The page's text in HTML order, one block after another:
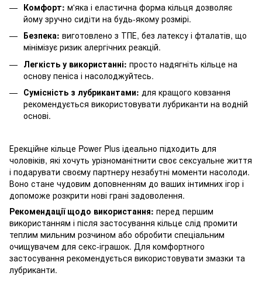
Комфорт: м'яка і еластична форма кільця дозволяє
йому зручно сидіти на будь-якому розмірі.
Безпека: виготовлено з ТПЕ, без латексу і фталатів, що
мінімізує ризик алергічних реакцій.
Легкість у використанні: просто надягніть кільце на
основу пеніса і насолоджуйтесь.
Сумісність з лубрикантами: для кращого ковзання
рекомендується використовувати лубриканти на водній
основі.
Ерекційне кільце Power Plus ідеально підходить для
чоловіків, які хочуть урізноманітнити своє сексуальне життя
і подарувати своєму партнеру незабутні моменти насолоди.
Воно стане чудовим доповненням до ваших інтимних ігор і
допоможе розкрити нові грані задоволення.
Рекомендації щодо використання: перед першим
використанням і після застосування кільце слід промити
теплим мильним розчином або обробити спеціальним
очищувачем для секс-іграшок. Для комфортного
застосування рекомендується використовувати змазки та
лубриканти.